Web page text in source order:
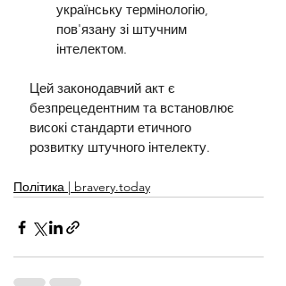
українську термінологію,
пов'язану зі штучним
інтелектом.
Цей законодавчий акт є
безпрецедентним та встановлює
високі стандарти етичного
розвитку штучного інтелекту.
Політика | bravery.today